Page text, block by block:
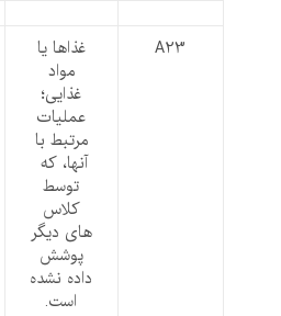
A23
غذاها یا
مواد
غذایی؛
عملیات
مرتبط با
آنها، که
توسط
کلاس
های دیگر
پوشش
داده نشده
است.